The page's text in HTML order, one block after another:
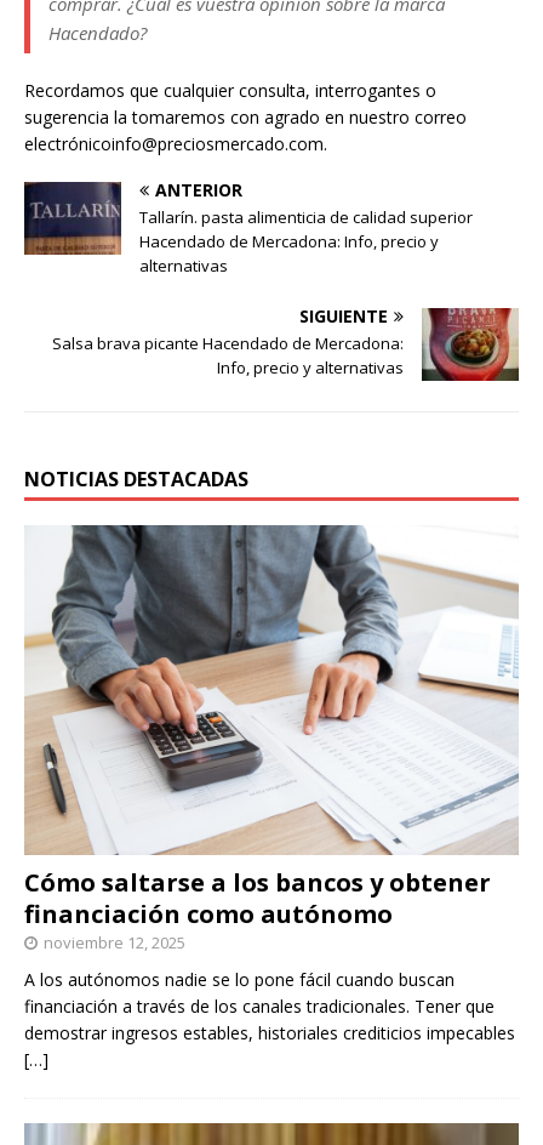
Hacendado?
Recordamos que cualquier consulta, interrogantes o
sugerencia la tomaremos con agrado en nuestro correo
electrónicoinfo@preciosmercado.com.
ANTERIOR
Tallarín. pasta alimenticia de calidad superior
Hacendado de Mercadona: Info, precio y
alternativas
SIGUIENTE
Salsa brava picante Hacendado de Mercadona:
Info, precio y alternativas
NOTICIAS DESTACADAS
Cómo saltarse a los bancos y obtener
financiación como autónomo
noviembre 12, 2025
A los autónomos nadie se lo pone fácil cuando buscan
financiación a través de los canales tradicionales. Tener que
demostrar ingresos estables, historiales crediticios impecables
[…]